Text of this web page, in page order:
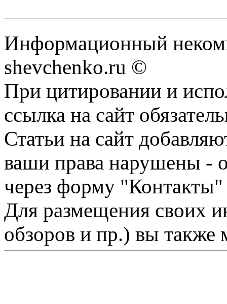
Информационный
shevchenko.ru ©
При цитировании и
ссылка на сайт
Статьи на сайт
ваши права нарушены -
через форму "Контакты"
Для размещения своих
обзоров и пр.) вы также